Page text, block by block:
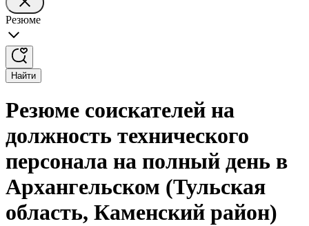
Резюме
Найти
Резюме соискателей на
должность технического
персонала на полный день в
Архангельском (Тульская
область, Каменский район)